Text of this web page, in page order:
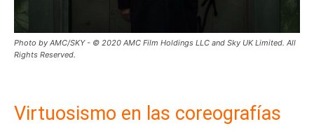
Photo by AMC/SKY - © 2020 AMC Film Holdings LLC and Sky UK Limited. All
Rights Reserved.
Virtuosismo en las coreografías